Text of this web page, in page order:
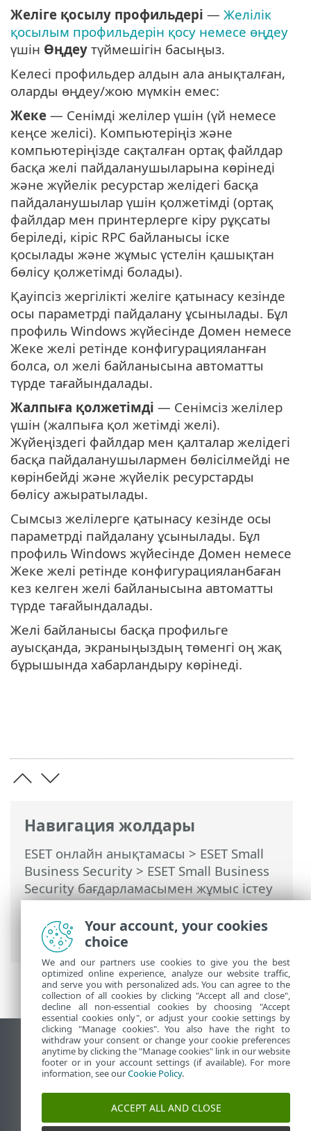
Навигация жолдары
ESET онлайн анықтамасы > ESET Small
Business Security > ESET Small Business
Security бағдарламасымен жұмыс істеу
>Кеңейтілген орнату>Қорғаныстар>
Желіге қатынасу қорғанысы> Желіге
қосылу профильдері
Желіге қосылу профильдері — Желілік
қосылым профильдерін қосу немесе өңдеу
үшін Өңдеу түймешігін басыңыз.
Келесі профильдер алдын ала анықталған,
оларды өңдеу/жою мүмкін емес:
Жеке — Сенімді желілер үшін (үй немесе
кеңсе желісі). Компьютеріңіз және
компьютеріңізде сақталған ортақ файлдар
басқа желі пайдаланушыларына көрінеді
және жүйелік ресурстар желідегі басқа
пайдаланушылар үшін қолжетімді (ортақ
файлдар мен принтерлерге кіру рұқсаты
беріледі, кіріс RPC байланысы іске
қосылады және жұмыс үстелін қашықтан
бөлісу қолжетімді болады).
Қауіпсіз жергілікті желіге қатынасу кезінде
осы параметрді пайдалану ұсынылады. Бұл
профиль Windows жүйесінде Домен немесе
Жеке желі ретінде конфигурацияланған
болса, ол желі байланысына автоматты
түрде тағайындалады.
Жалпыға қолжетімді — Сенімсіз желілер
үшін (жалпыға қол жетімді желі).
Жүйеңіздегі файлдар мен қалталар желідегі
басқа пайдаланушылармен бөлісілмейді не
көрінбейді және жүйелік ресурстарды
бөлісу ажыратылады.
Сымсыз желілерге қатынасу кезінде осы
параметрді пайдалану ұсынылады. Бұл
профиль Windows жүйесінде Домен немесе
Жеке желі ретінде конфигурацияланбаған
кез келген желі байланысына автоматты
түрде тағайындалады.
Желі байланысы басқа профильге
ауысқанда, экраныңыздың төменгі оң жақ
бұрышында хабарландыру көрінеді.
Жұмыс үстеліндегі сайтты қарау
End of Life
ESET білім қоры
ESET форумы
ESET Status Portal
Your account, your cookies
choice
We and our partners use cookies to give you the best
optimized online experience, analyze our website traffic,
and serve you with personalized ads. You can agree to the
collection of all cookies by clicking "Accept all and close",
decline all non-essential cookies by choosing "Accept
essential cookies only", or adjust your cookie settings by
clicking "Manage cookies". You also have the right to
withdraw your consent or change your cookie preferences
anytime by clicking the "Manage cookies" link in our website
footer or in your account settings (if available). For more
information, see ourCookie Policy.
ACCEPT ALL AND CLOSE